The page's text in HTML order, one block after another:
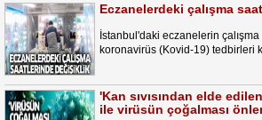
Eczanelerdeki çalışma
İstanbul'daki eczanelerin
koronavirüs (Kovid-19) tedbirleri
'Kan sıvısından elde
ile virüsün çoğalması